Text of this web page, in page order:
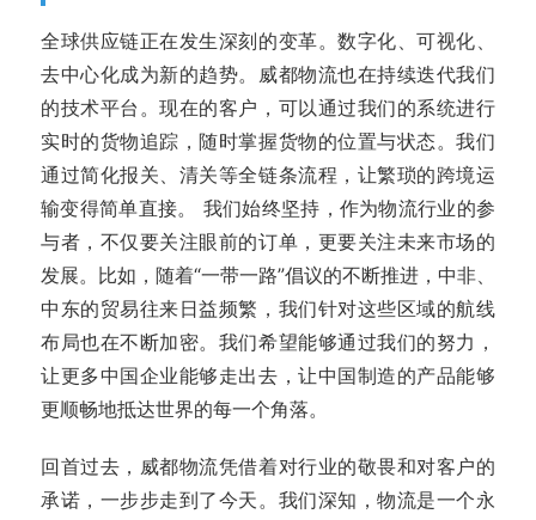
全球供应链正在发生深刻的变革。数字化、可视化、
去中心化成为新的趋势。威都物流也在持续迭代我们
的技术平台。现在的客户，可以通过我们的系统进行
实时的货物追踪，随时掌握货物的位置与状态。我们
通过简化报关、清关等全链条流程，让繁琐的跨境运
输变得简单直接。 我们始终坚持，作为物流行业的参
与者，不仅要关注眼前的订单，更要关注未来市场的
发展。比如，随着“一带一路”倡议的不断推进，中非、
中东的贸易往来日益频繁，我们针对这些区域的航线
布局也在不断加密。我们希望能够通过我们的努力，
让更多中国企业能够走出去，让中国制造的产品能够
更顺畅地抵达世界的每一个角落。
回首过去，威都物流凭借着对行业的敬畏和对客户的
承诺，一步步走到了今天。我们深知，物流是一个永